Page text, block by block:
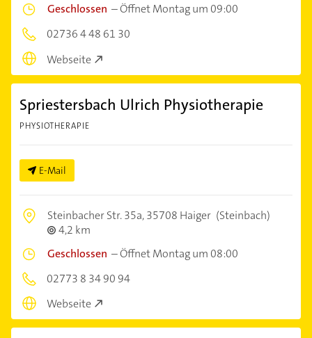
Geschlossen –Öffnet Montag um 09:00
02736 4 48 61 30
Webseite
Spriestersbach Ulrich Physiotherapie
PHYSIOTHERAPIE
E-Mail
Steinbacher Str. 35a,35708 Haiger (Steinbach)
4,2 km
Geschlossen –Öffnet Montag um 08:00
02773 8 34 90 94
Webseite